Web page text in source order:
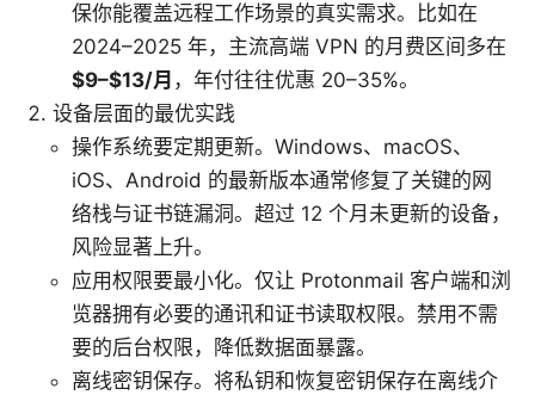
保你能覆盖远程工作场景的真实需求。比如在
2024–2025 年，主流高端 VPN 的月费区间多在
$9–$13/月 ，年付往往优惠 20–35%。
设备层面的最优实践
操作系统要定期更新。Windows、macOS、
iOS、Android 的最新版本通常修复了关键的网
络栈与证书链漏洞。超过 12 个月未更新的设备，
风险显著上升。
应用权限要最小化。仅让 Protonmail 客户端和浏
览器拥有必要的通讯和证书读取权限。禁用不需
要的后台权限，降低数据面暴露。
离线密钥保存。将私钥和恢复密钥保存在离线介